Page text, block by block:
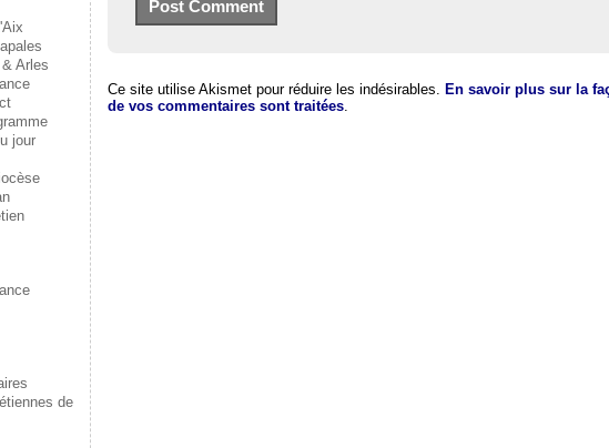
Arles
jour
de
Ce site utilise Akismet pour réduire les indésirables. En savoir plus sur la
de vos commentaires sont traitées.